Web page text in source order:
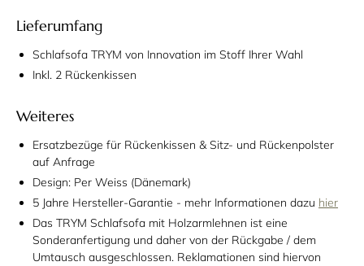
Lieferumfang
Schlafsofa TRYM von Innovation im Stoff Ihrer Wahl
Inkl. 2 Rückenkissen
Weiteres
Ersatzbezüge für Rückenkissen & Sitz- und Rückenpolster
auf Anfrage
Design: Per Weiss (Dänemark)
5 Jahre Hersteller-Garantie - mehr Informationen dazu hier
Das TRYM Schlafsofa mit Holzarmlehnen ist eine
Sonderanfertigung und daher von der Rückgabe / dem
Umtausch ausgeschlossen. Reklamationen sind hiervon